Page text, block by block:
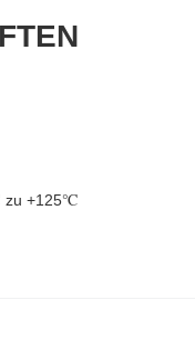
+125℃